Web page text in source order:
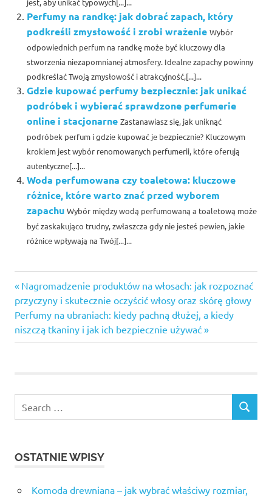
jest, aby unikać typowych[...]...
Perfumy na randkę: jak dobrać zapach, który
podkreśli zmysłowość i zrobi wrażenie Wybór
odpowiednich perfum na randkę może być kluczowy dla
stworzenia niezapomnianej atmosfery. Idealne zapachy powinny
podkreślać Twoją zmysłowość i atrakcyjność,[...]...
Gdzie kupować perfumy bezpiecznie: jak unikać
podróbek i wybierać sprawdzone perfumerie
online i stacjonarne Zastanawiasz się, jak uniknąć
podróbek perfum i gdzie kupować je bezpiecznie? Kluczowym
krokiem jest wybór renomowanych perfumerii, które oferują
autentyczne[...]...
Woda perfumowana czy toaletowa: kluczowe
różnice, które warto znać przed wyborem
zapachu Wybór między wodą perfumowaną a toaletową może
być zaskakująco trudny, zwłaszcza gdy nie jesteś pewien, jakie
różnice wpływają na Twój[...]...
Nawigacja
wpisu
Previous
Post:
Nagromadzenie produktów na włosach: jak rozpoznać
przyczyny i skutecznie oczyścić włosy oraz skórę głowy
Next
Post:
Perfumy na ubraniach: kiedy pachną dłużej, a kiedy
niszczą tkaniny i jak ich bezpiecznie używać
OSTATNIE WPISY
Komoda drewniana – jak wybrać właściwy rozmiar,